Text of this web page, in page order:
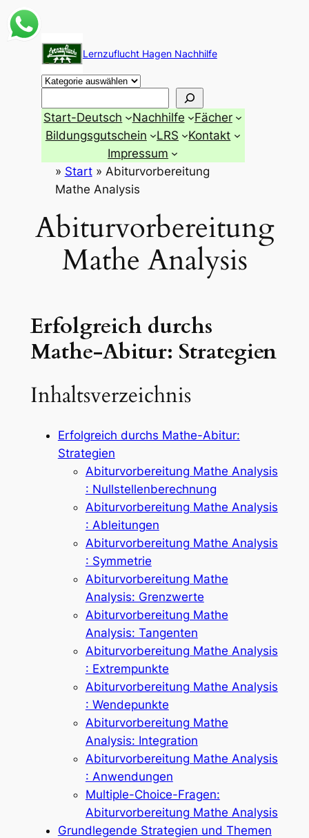
Zum
springen
Lernzuflucht Hagen Nachhilfe
Start-Deutsch Nachhilfe
Fächer
Bildungsgutschein
LRS
Kontakt
Impressum
» Start» Abiturvorbereitung
Mathe Analysis
Abiturvorbereitung
Mathe Analysis
Erfolgreich durchs
Mathe-Abitur: Strategien
Inhaltsverzeichnis
Erfolgreich durchs Mathe-Abitur:
Strategien
Abiturvorbereitung Mathe Analysis
: Nullstellenberechnung
Abiturvorbereitung Mathe Analysis
: Ableitungen
Abiturvorbereitung Mathe Analysis
: Symmetrie
Abiturvorbereitung Mathe
Analysis: Grenzwerte
Abiturvorbereitung Mathe
Analysis: Tangenten
Abiturvorbereitung Mathe Analysis
: Extrempunkte
Abiturvorbereitung Mathe Analysis
: Wendepunkte
Abiturvorbereitung Mathe
Analysis: Integration
Abiturvorbereitung Mathe Analysis
: Anwendungen
Multiple-Choice-Fragen:
Abiturvorbereitung Mathe Analysis
Grundlegende Strategien und Themen